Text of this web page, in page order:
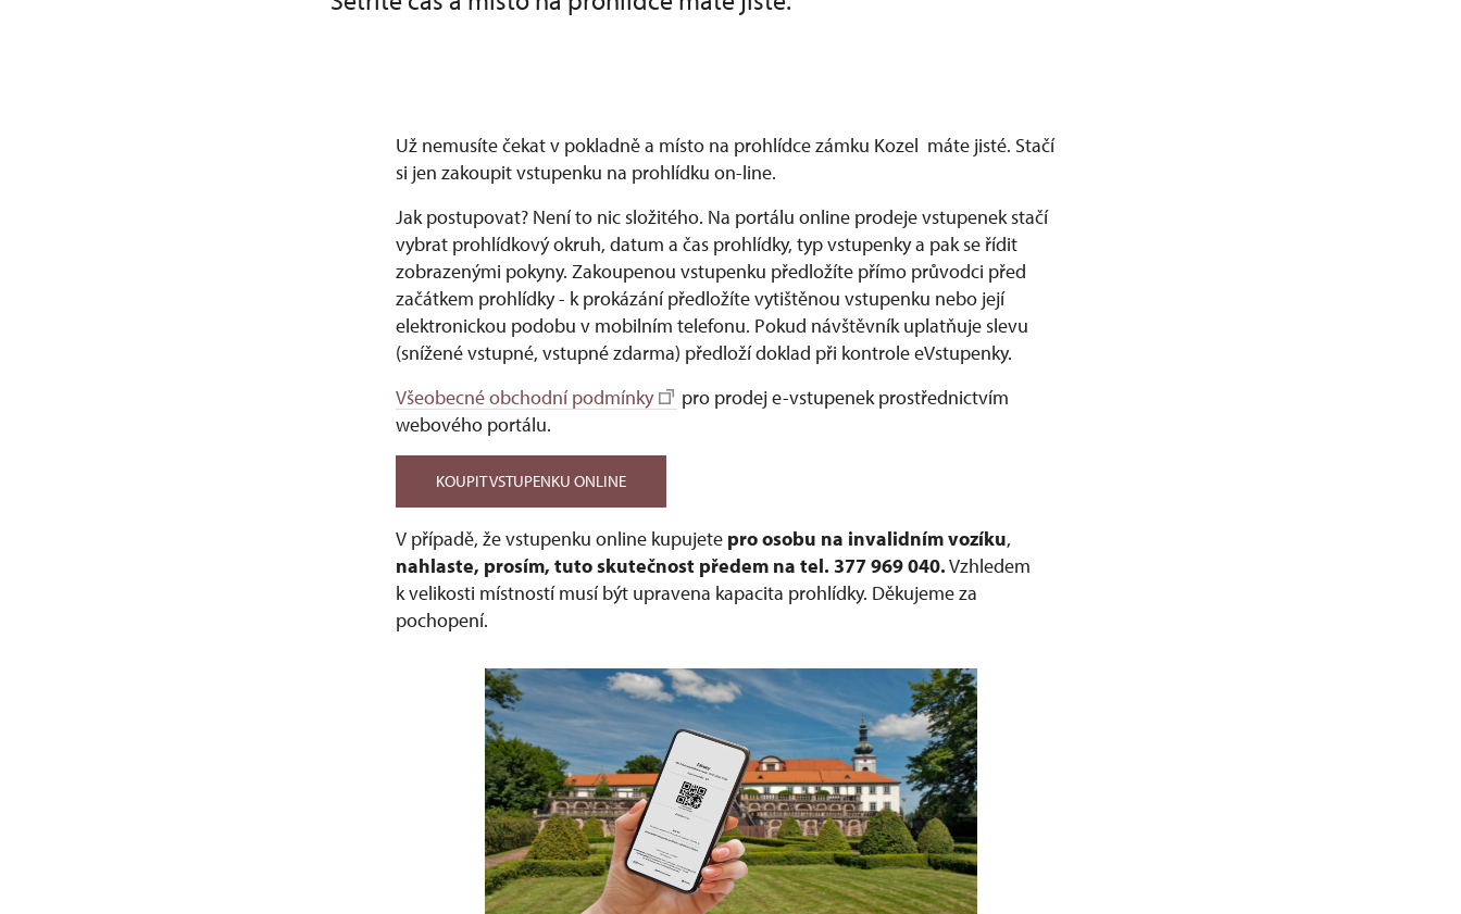
Už nemusíte čekat v pokladně a místo na prohlídce zámku Kozel máte jisté. Stačí
si jen zakoupit vstupenku na prohlídku on-line.
Jak postupovat? Není to nic složitého. Na portálu online prodeje vstupenek stačí
vybrat prohlídkový okruh, datum a čas prohlídky, typ vstupenky a pak se řídit
zobrazenými pokyny. Zakoupenou vstupenku předložíte přímo průvodci před
začátkem prohlídky - k prokázání předložíte vytištěnou vstupenku nebo její
elektronickou podobu v mobilním telefonu. Pokud návštěvník uplatňuje slevu
(snížené vstupné, vstupné zdarma) předloží doklad při kontrole eVstupenky.
Všeobecné obchodní podmínky
pro prodej e-vstupenek prostřednictvím
webového portálu.
KOUPIT VSTUPENKU ONLINE
V případě, že vstupenku online kupujete pro osobu na invalidním vozíku,
nahlaste, prosím, tuto skutečnost předem na tel. 377 969 040.Vzhledem
k velikosti místností musí být upravena kapacita prohlídky. Děkujeme za
pochopení.